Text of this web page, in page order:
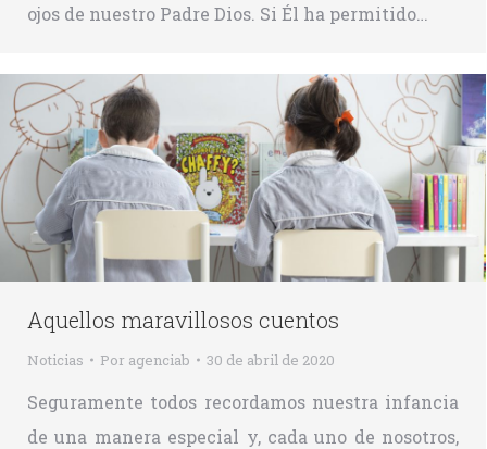
ojos de nuestro Padre Dios. Si Él ha permitido…
Aquellos maravillosos cuentos
Noticias Por agenciab 30 de abril de 2020
Seguramente todos recordamos nuestra infancia
de una manera especial y, cada uno de nosotros,